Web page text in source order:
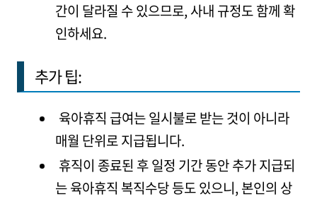
간이 달라질 수 있으므로, 사내 규정도 함께 확
인하세요.
추가 팁:
육아휴직 급여는 일시불로 받는 것이 아니라
매월 단위로 지급됩니다.
휴직이 종료된 후 일정 기간 동안 추가 지급되
는 육아휴직 복직수당 등도 있으니, 본인의 상